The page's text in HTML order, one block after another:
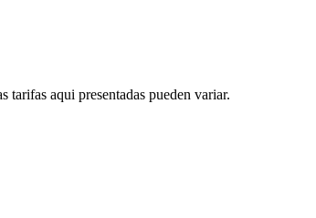
tarifas aqui presentadas pueden variar.